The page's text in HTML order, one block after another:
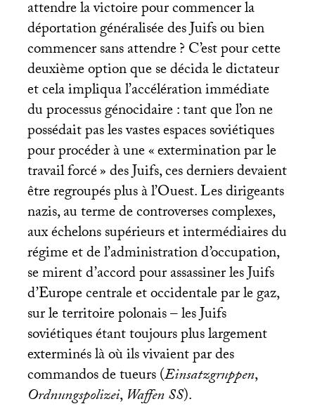
attendre la victoire pour commencer la
déportation généralisée des Juifs ou bien
commencer sans attendre? C’est pour cette
deuxième option que se décida le dictateur
et cela impliqua l’accélération immédiate
du processus génocidaire : tant que l’on ne
possédait pas les vastes espaces soviétiques
pour procéder à une «extermination par le
travail forcé» des Juifs, ces derniers devaient
être regroupés plus à l’Ouest. Les dirigeants
nazis, au terme de controverses complexes,
aux échelons supérieurs et intermédiaires du
régime et de l’administration d’occupation,
se mirent d’accord pour assassiner les Juifs
d’Europe centrale et occidentale par le gaz,
sur le territoire polonais – les Juifs
soviétiques étant toujours plus largement
exterminés là où ils vivaient par des
commandos de tueurs (Einsatzgruppen,
Ordnungspolizei,WaffenSS).